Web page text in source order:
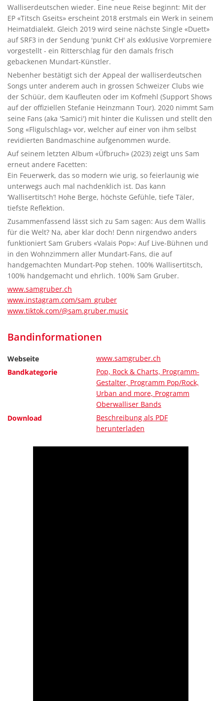
Walliserdeutschen wieder. Eine neue Reise beginnt: Mit der
EP «Titsch Gseits» erscheint 2018 erstmals ein Werk in seinem
Heimatdialekt. Gleich 2019 wird seine nächste Single «Duett»
auf SRF3 in der Sendung 'punkt CH' als exklusive Vorpremiere
vorgestellt - ein Ritterschlag für den damals frisch
gebackenen Mundart-Künstler.
Nebenher bestätigt sich der Appeal der walliserdeutschen
Songs unter anderem auch in grossen Schweizer Clubs wie
der Schüür, dem Kaufleuten oder im Kofmehl (Support Shows
auf der offiziellen Stefanie Heinzmann Tour). 2020 nimmt Sam
seine Fans (aka 'Samici') mit hinter die Kulissen und stellt den
Song «Fligulschlag» vor, welcher auf einer von ihm selbst
revidierten Bandmaschine aufgenommen wurde.
Auf seinem letzten Album «Üfbruch» (2023) zeigt uns Sam
erneut andere Facetten:
Ein Feuerwerk, das so modern wie urig, so feierlaunig wie
unterwegs auch mal nachdenklich ist. Das kann
‘Wallisertitsch’! Hohe Berge, höchste Gefühle, tiefe Täler,
tiefste Reflektion.
Zusammenfassend lässt sich zu Sam sagen: Aus dem Wallis
für die Welt? Na, aber klar doch! Denn nirgendwo anders
funktioniert Sam Grubers «Valais Pop»: Auf Live-Bühnen und
in den Wohnzimmern aller Mundart-Fans, die auf
handgemachten Mundart-Pop stehen. 100% Wallisertitsch,
100% handgemacht und ehrlich. 100% Sam Gruber.
www.samgruber.ch
www.instagram.com/sam_gruber
www.tiktok.com/@sam.gruber.music
Bandinformationen
Webseite
www.samgruber.ch
Bandkategorie
Pop, Rock & Charts, Programm-
Gestalter, Programm Pop/Rock,
Urban and more, Programm
Oberwalliser Bands
Download
Beschreibung als PDF
herunterladen